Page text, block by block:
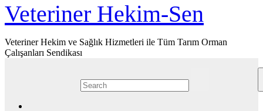
Veteriner Hekim-Sen
Veteriner Hekim ve Sağlık Hizmetleri ile Tüm Tarım Orman
Çalışanları Sendikası